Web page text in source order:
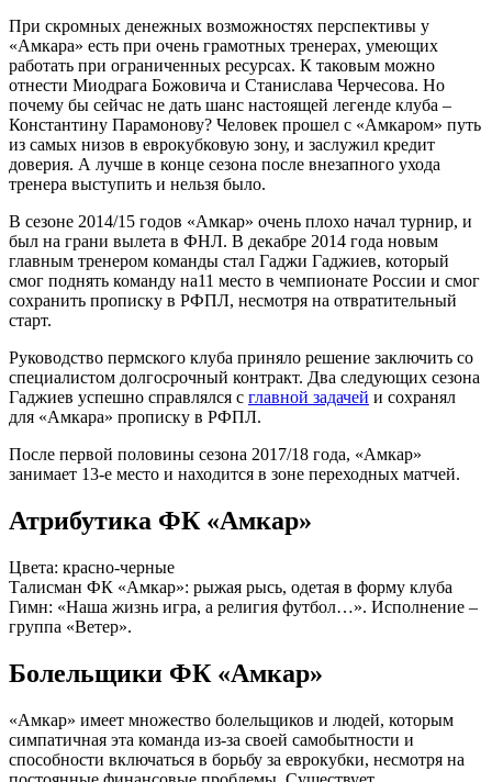
При скромных денежных возможностях перспективы у
«Амкара» есть при очень грамотных тренерах, умеющих
работать при ограниченных ресурсах. К таковым можно
отнести Миодрага Божовича и Станислава Черчесова. Но
почему бы сейчас не дать шанс настоящей легенде клуба –
Константину Парамонову? Человек прошел с «Амкаром» путь
из самых низов в еврокубковую зону, и заслужил кредит
доверия. А лучше в конце сезона после внезапного ухода
тренера выступить и нельзя было.
В сезоне 2014/15 годов «Амкар» очень плохо начал турнир, и
был на грани вылета в ФНЛ. В декабре 2014 года новым
главным тренером команды стал Гаджи Гаджиев, который
смог поднять команду на11 место в чемпионате России и смог
сохранить прописку в РФПЛ, несмотря на отвратительный
старт.
Руководство пермского клуба приняло решение заключить со
специалистом долгосрочный контракт. Два следующих сезона
Гаджиев успешно справлялся с главной задачей и сохранял
для «Амкара» прописку в РФПЛ.
После первой половины сезона 2017/18 года, «Амкар»
занимает 13-е место и находится в зоне переходных матчей.
Атрибутика ФК «Амкар»
Цвета: красно-черные
Талисман ФК «Амкар»: рыжая рысь, одетая в форму клуба
Гимн: «Наша жизнь игра, а религия футбол…». Исполнение –
группа «Ветер».
Болельщики ФК «Амкар»
«Амкар» имеет множество болельщиков и людей, которым
симпатичная эта команда из-за своей самобытности и
способности включаться в борьбу за еврокубки, несмотря на